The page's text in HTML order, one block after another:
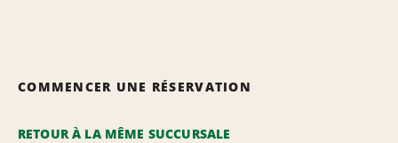
COMMENCER UNE RÉSERVATION
RETOUR À LA MÊME SUCCURSALE